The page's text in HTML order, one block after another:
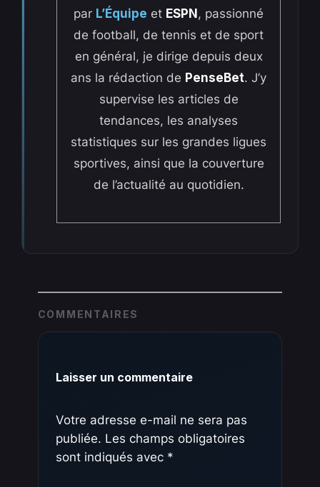
par L’Équipe et ESPN, passionné
de football, de tennis et de sport
en général, je dirige depuis deux
ans la rédaction de PenseBet. J’y
supervise les articles de
tendances, les analyses
statistiques sur les grandes ligues
sportives, ainsi que la couverture
de l’actualité au quotidien.
COMMENTAIRES
Laisser un commentaire
Votre adresse e-mail ne sera pas
publiée. Les champs obligatoires
sont indiqués avec *